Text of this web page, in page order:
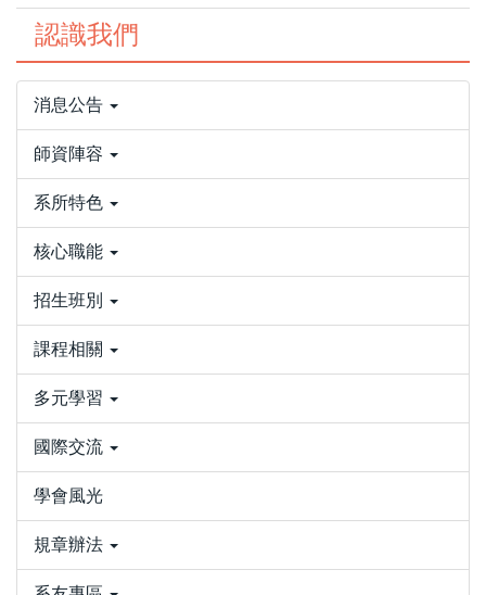
認識我們
消息公告
師資陣容
系所特色
核心職能
招生班別
課程相關
多元學習
國際交流
學會風光
規章辦法